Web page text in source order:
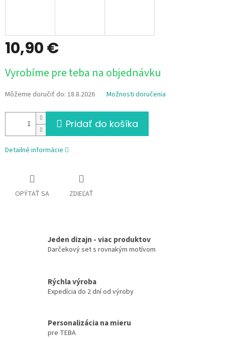
10,90 €
cena:
Vyrobíme pre teba na objednávku
Môžeme doručiť do: 18.8.2026 Možnosti doručenia
Pridať do košíka
Detailné informácie
OPÝTAŤ SA ZDIEĽAŤ
Jeden dizajn - viac produktov
Darčekový set s rovnakým motívom
Rýchla výroba
Expedícia do 2 dní od výroby
Personalizácia na mieru
pre TEBA